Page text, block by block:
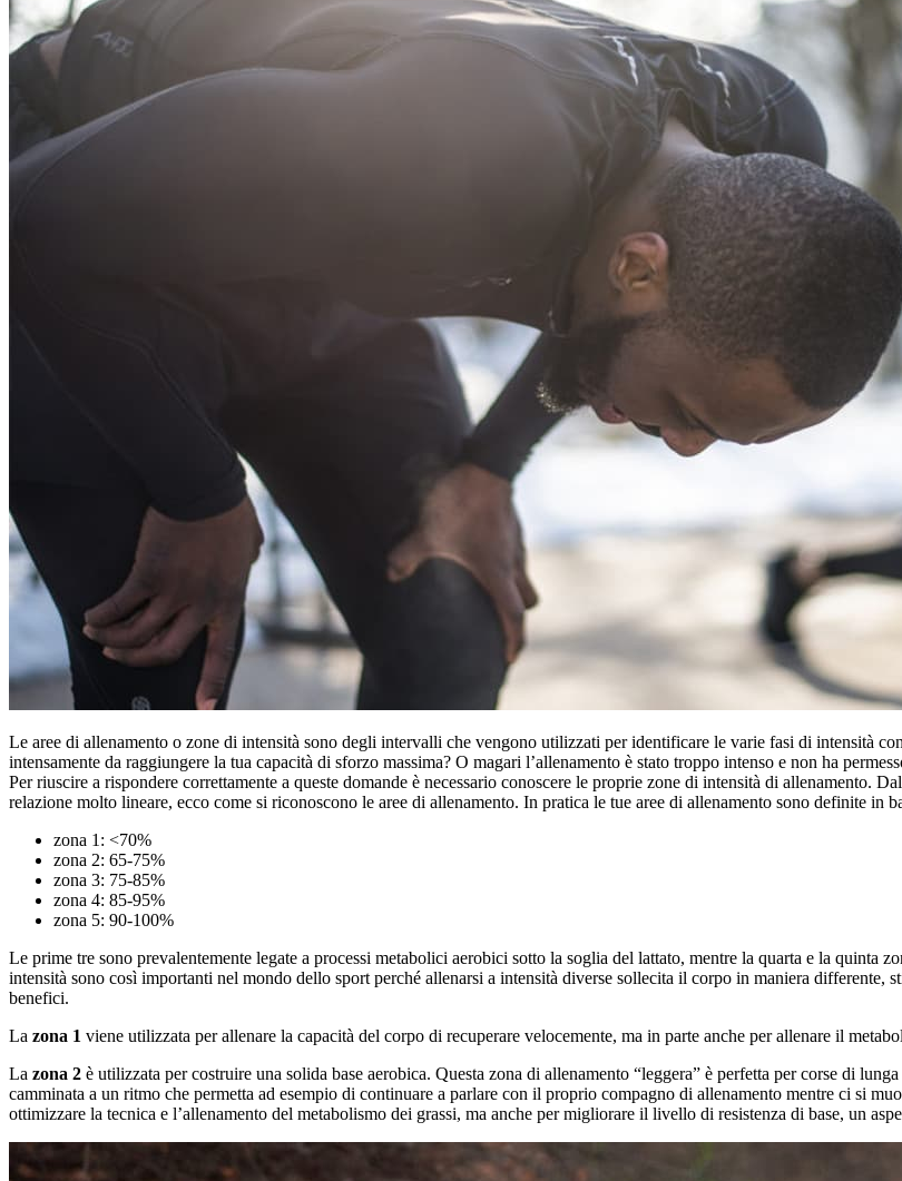
Le aree di allenamento o zone di intensità sono degli intervalli che vengono utilizzati per identificare le varie fasi di intensità
intensamente da raggiungere la tua capacità di sforzo massima? O magari l’allenamento è stato troppo intenso e non ha
Per riuscire a rispondere correttamente a queste domande è necessario conoscere le proprie zone di intensità di allenamento.
relazione molto lineare, ecco come si riconoscono le aree di allenamento. In pratica le tue aree di allenamento sono definite in
zona 1: <70%
zona 2: 65-75%
zona 3: 75-85%
zona 4: 85-95%
zona 5: 90-100%
Le prime tre sono prevalentemente legate a processi metabolici aerobici sotto la soglia del lattato, mentre la quarta e la quinta
intensità sono così importanti nel mondo dello sport perché allenarsi a intensità diverse sollecita il corpo in maniera differente,
benefici.
La zona 1 viene utilizzata per allenare la capacità del corpo di recuperare velocemente, ma in parte anche per allenare il
La zona 2 è utilizzata per costruire una solida base aerobica. Questa zona di allenamento “leggera” è perfetta per corse di
camminata a un ritmo che permetta ad esempio di continuare a parlare con il proprio compagno di allenamento mentre ci si
ottimizzare la tecnica e l’allenamento del metabolismo dei grassi, ma anche per migliorare il livello di resistenza di base, un